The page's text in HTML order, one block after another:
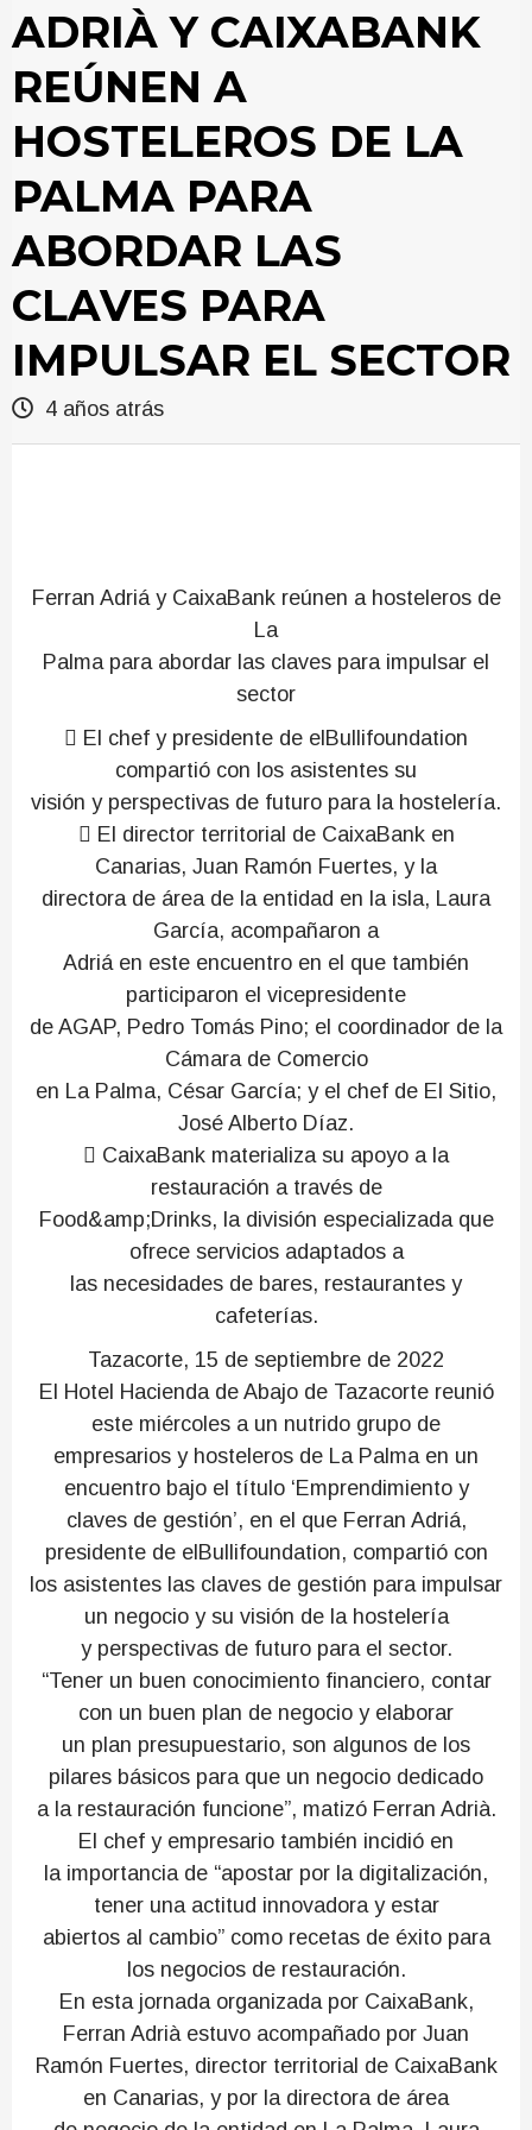
ADRIÀ Y CAIXABANK
REÚNEN A
HOSTELEROS DE LA
PALMA PARA
ABORDAR LAS
CLAVES PARA
IMPULSAR EL SECTOR
4 años atrás
Ferran Adriá y CaixaBank reúnen a hosteleros de
La
Palma para abordar las claves para impulsar el
sector
 El chef y presidente de elBullifoundation
compartió con los asistentes su
visión y perspectivas de futuro para la hostelería.
 El director territorial de CaixaBank en
Canarias, Juan Ramón Fuertes, y la
directora de área de la entidad en la isla, Laura
García, acompañaron a
Adriá en este encuentro en el que también
participaron el vicepresidente
de AGAP, Pedro Tomás Pino; el coordinador de la
Cámara de Comercio
en La Palma, César García; y el chef de El Sitio,
José Alberto Díaz.
 CaixaBank materializa su apoyo a la
restauración a través de
Food&amp;Drinks, la división especializada que
ofrece servicios adaptados a
las necesidades de bares, restaurantes y
cafeterías.
Tazacorte, 15 de septiembre de 2022
El Hotel Hacienda de Abajo de Tazacorte reunió
este miércoles a un nutrido grupo de
empresarios y hosteleros de La Palma en un
encuentro bajo el título ‘Emprendimiento y
claves de gestión’, en el que Ferran Adriá,
presidente de elBullifoundation, compartió con
los asistentes las claves de gestión para impulsar
un negocio y su visión de la hostelería
y perspectivas de futuro para el sector.
“Tener un buen conocimiento financiero, contar
con un buen plan de negocio y elaborar
un plan presupuestario, son algunos de los
pilares básicos para que un negocio dedicado
a la restauración funcione”, matizó Ferran Adrià.
El chef y empresario también incidió en
la importancia de “apostar por la digitalización,
tener una actitud innovadora y estar
abiertos al cambio” como recetas de éxito para
los negocios de restauración.
En esta jornada organizada por CaixaBank,
Ferran Adrià estuvo acompañado por Juan
Ramón Fuertes, director territorial de CaixaBank
en Canarias, y por la directora de área